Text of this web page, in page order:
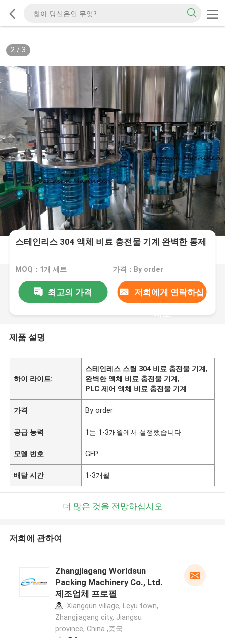
2/ 3
스테인리스 304 액체 비료 충전물 기계 완벽한 통제
MOQ：1개 세트 가격：By order
최고의 가격 저희에게 연락하십
시오
제품 설명
하이 라이트:
스테인레스 스틸 304 비료 충전물 기계,
완벽한 액체 비료 충전물 기계,
PLC 제어 액체 비료 충전물 기계
가격 By order
공급 능력 1는 1-3개월에서 설정했습니다
모델 번호 GFP
배달 시간 1-3개월
더 많은 것을 전망하십시오
저희에 관하여
Zhangjiagang Worldsun
Packing Machinery Co., Ltd.
제조업체 프로필
Xiangqun village, Leyu town,
Zhangjiagang city, Jiangsu
province, China ,중국